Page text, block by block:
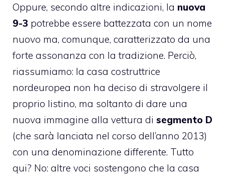
Oppure, secondo altre indicazioni, la nuova
9-3 potrebbe essere battezzata con un nome
nuovo ma, comunque, caratterizzato da una
forte assonanza con la tradizione. Perciò,
riassumiamo: la casa costruttrice
nordeuropea non ha deciso di stravolgere il
proprio listino, ma soltanto di dare una
nuova immagine alla vettura di segmento D
(che sarà lanciata nel corso dell’anno 2013)
con una denominazione differente. Tutto
qui? No: altre voci sostengono che la casa